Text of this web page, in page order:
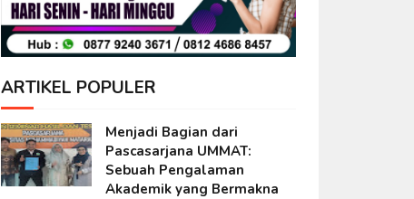
ARTIKEL POPULER
Menjadi Bagian dari
Pascasarjana UMMAT:
Sebuah Pengalaman
Akademik yang Bermakna